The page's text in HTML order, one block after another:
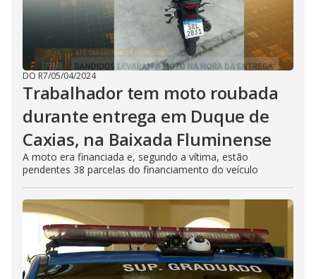
DO R7/05/04/2024
Trabalhador tem moto roubada
durante entrega em Duque de
Caxias, na Baixada Fluminense
A moto era financiada e, segundo a vítima, estão
pendentes 38 parcelas do financiamento do veículo